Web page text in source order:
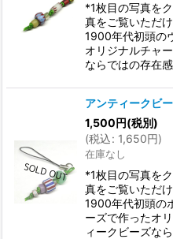
*1枚目の写真を
真をご覧いただ
1900年代初頭の
オリジナルチャ
ならではの存在
アンティークビ
1,500円(税別)
(税込: 1,650円)
在庫なし
*1枚目の写真を
真をご覧いただ
1900年代初頭の
ーズで作ったオ
ィークビーズな